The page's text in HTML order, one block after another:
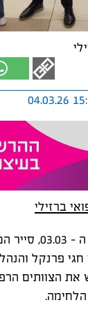
ברזילי
במהלך הביקור,
פרנקל
הצוותים